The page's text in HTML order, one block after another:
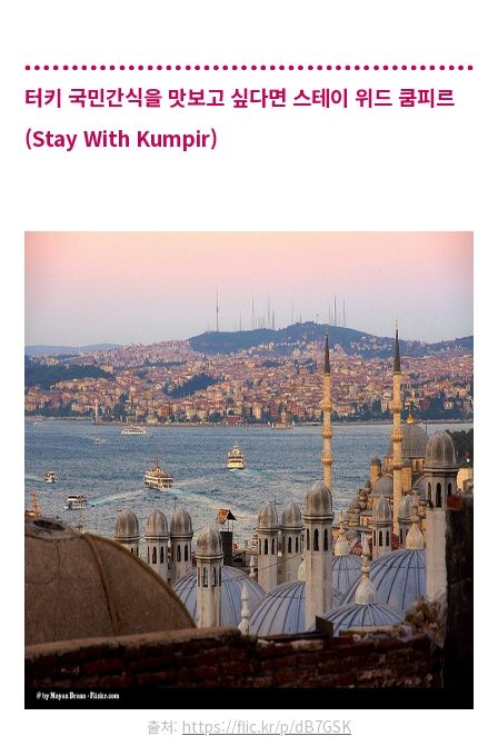
터키 국민간식을 맛보고 싶다면 스테이 위드 쿰피르
(Stay With Kumpir)
출처: https://flic.kr/p/dB7GSK